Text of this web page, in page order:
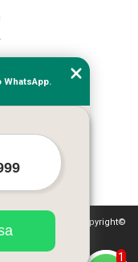
direitos autorais. Copyright©
1
WhatsApp.